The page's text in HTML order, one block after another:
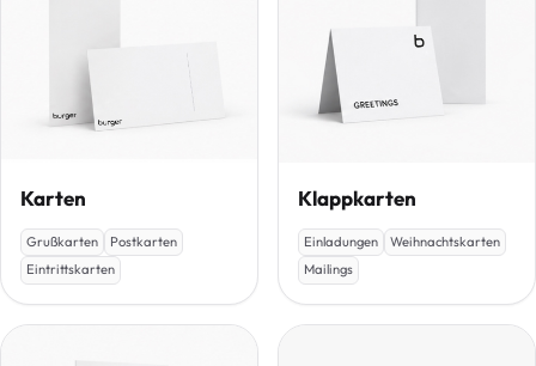
Karten
Grußkarten
Postkarten
Eintrittskarten
Klappkarten
Einladungen
Weihnachtskarten
Mailings